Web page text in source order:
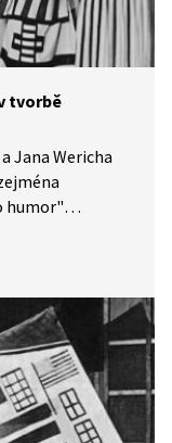
tvorbě
Jana Wericha
humor"
staly
Pasáž
Příběh
která se
ke statusu